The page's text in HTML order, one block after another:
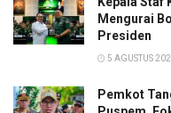
Mengurai
Presiden
5 AGUSTUS
Pemkot